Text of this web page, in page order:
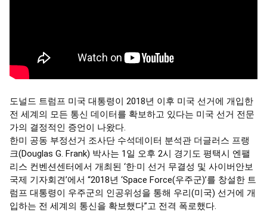
도널드 트럼프 미국 대통령이 2018년 이후 미국 선거에 개입한
전 세계의 모든 통신 데이터를 확보하고 있다는 미국 선거 전문
가의 결정적인 증언이 나왔다.
한미 공동 부정선거 조사단 수석데이터 분석관 더글러스 프랭
크(Douglas G. Frank) 박사는 1일 오후 2시 경기도 평택시 엔팰
리스 컨벤션센터에서 개최된 ‘한·미 선거 무결성 및 사이버안보
국제 기자회견’에서 “2018년 ‘Space Force(우주군)’를 창설한 트
럼프 대통령이 우주군의 인공위성을 통해 우리(미국) 선거에 개
입하는 전 세계의 통신을 확보했다”고 전격 폭로했다.